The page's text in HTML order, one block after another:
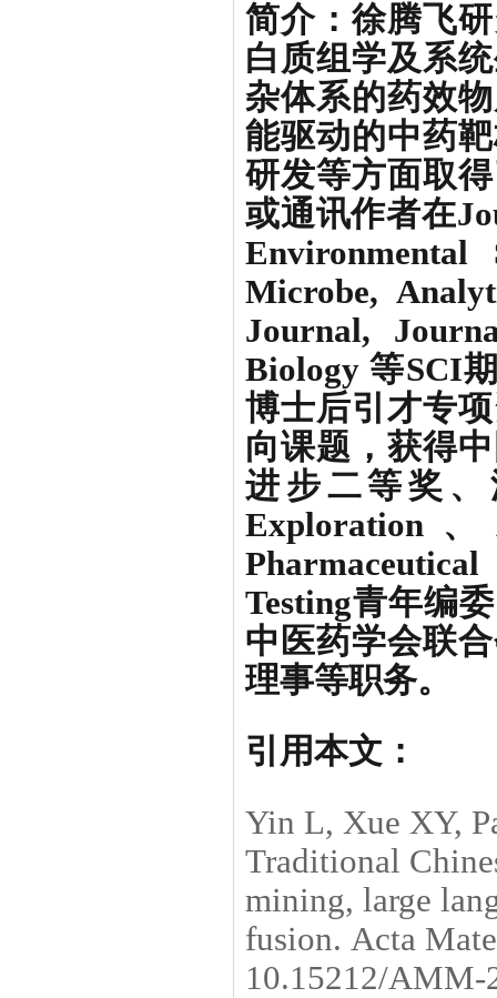
简介：徐腾飞
白质组学及系
杂体系的药效
能驱动的中药
研发等方面取
或通讯作者在
Microbe,
Journal,
Biology 等SCI
博士后引才专
向课题，获得
进步二等奖
Exploration
Testing青年编
中医药学会联
理事等职务。
引用本文：
Yin L, Xue XY,
Traditional
mining, large
fusion. Acta
10.15212/AMM-